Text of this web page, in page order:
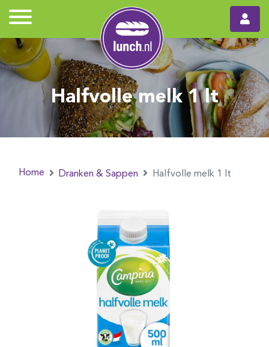
Halfvolle melk 1 lt
Home Dranken & Sappen Halfvolle melk 1 lt